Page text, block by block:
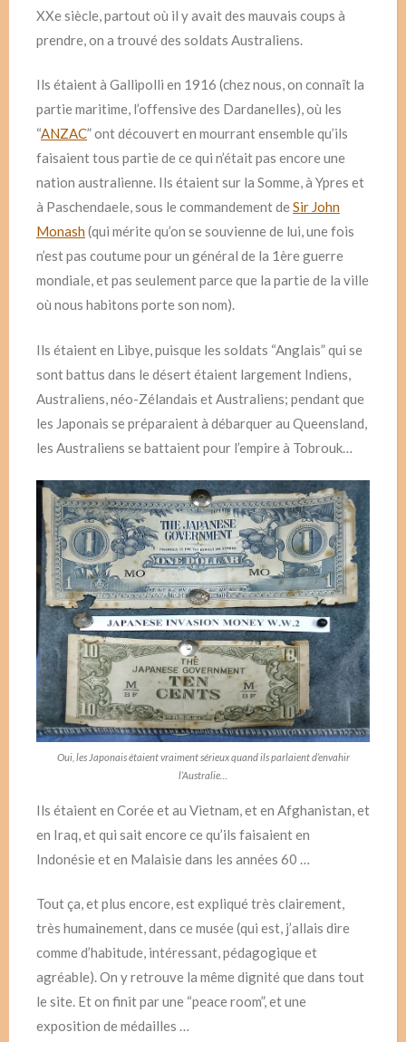
XXe siècle, partout où il y avait des mauvais coups à
prendre, on a trouvé des soldats Australiens.
Ils étaient à Gallipolli en 1916 (chez nous, on connaît la
partie maritime, l’offensive des Dardanelles), où les
“ANZAC” ont découvert en mourrant ensemble qu’ils
faisaient tous partie de ce qui n’était pas encore une
nation australienne. Ils étaient sur la Somme, à Ypres et
à Paschendaele, sous le commandement deSir John
Monash (qui mérite qu’on se souvienne de lui, une fois
n’est pas coutume pour un général de la 1ère guerre
mondiale, et pas seulement parce que la partie de la ville
où nous habitons porte son nom).
Ils étaient en Libye, puisque les soldats “Anglais” qui se
sont battus dans le désert étaient largement Indiens,
Australiens, néo-Zélandais et Australiens; pendant que
les Japonais se préparaient à débarquer au Queensland,
les Australiens se battaient pour l’empire à Tobrouk…
Oui, les Japonais étaient vraiment sérieux quand ils parlaient d’envahir
l’Australie…
Ils étaient en Corée et au Vietnam, et en Afghanistan, et
en Iraq, et qui sait encore ce qu’ils faisaient en
Indonésie et en Malaisie dans les années 60 …
Tout ça, et plus encore, est expliqué très clairement,
très humainement, dans ce musée (qui est, j’allais dire
comme d’habitude, intéressant, pédagogique et
agréable). On y retrouve la même dignité que dans tout
le site. Et on finit par une “peace room”, et une
exposition de médailles …